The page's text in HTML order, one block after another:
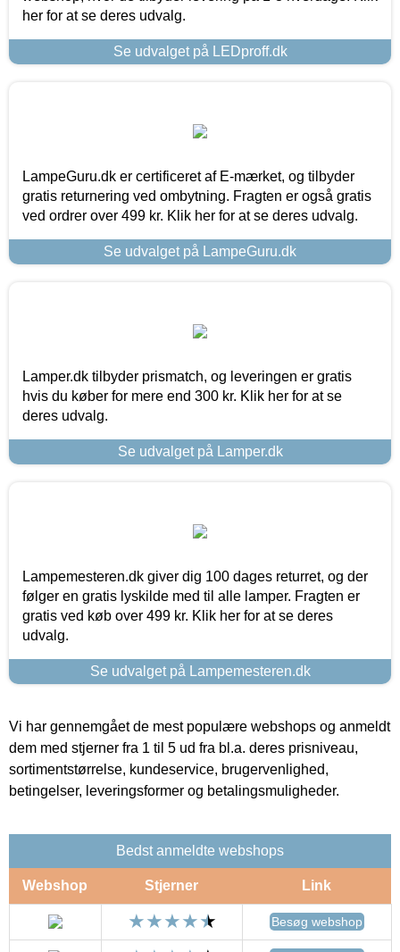
her for at se deres udvalg.
Se udvalget på LEDproff.dk
LampeGuru.dk er certificeret af E-mærket, og tilbyder
gratis returnering ved ombytning. Fragten er også gratis
ved ordrer over 499 kr. Klik her for at se deres udvalg.
Se udvalget på LampeGuru.dk
Lamper.dk tilbyder prismatch, og leveringen er gratis
hvis du køber for mere end 300 kr. Klik her for at se
deres udvalg.
Se udvalget på Lamper.dk
Lampemesteren.dk giver dig 100 dages returret, og der
følger en gratis lyskilde med til alle lamper. Fragten er
gratis ved køb over 499 kr. Klik her for at se deres
udvalg.
Se udvalget på Lampemesteren.dk
Vi har gennemgået de mest populære webshops og anmeldt
dem med stjerner fra 1 til 5 ud fra bl.a. deres prisniveau,
sortimentstørrelse, kundeservice, brugervenlighed,
betingelser, leveringsformer og betalingsmuligheder.
Bedst anmeldte webshops
Webshop Stjerner Link
Besøg webshop